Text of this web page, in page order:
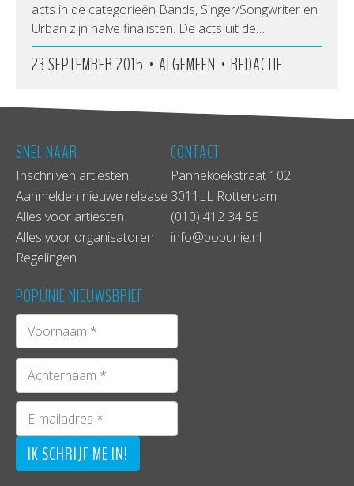
acts in de categorieën Bands, Singer/Songwriter en
Urban zijn halve finalisten. De acts uit de…
23 SEPTEMBER 2015 • ALGEMEEN • REDACTIE
SNEL NAAR
Inschrijven artiesten
Aanmelden nieuwe release
Alles voor artiesten
Alles voor organisatoren
Regelingen
CONTACT
Pannekoekstraat 102
3011LL Rotterdam
(010) 412 34 55
info@popunie.nl
POPUNIE NIEUWSBRIEF